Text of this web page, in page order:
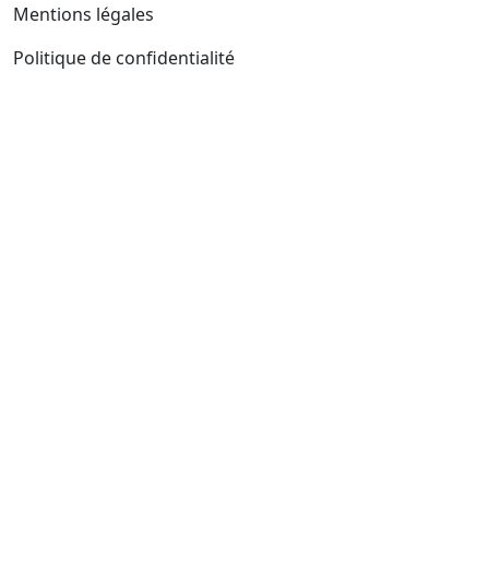
Mentions légales
Politique de confidentialité